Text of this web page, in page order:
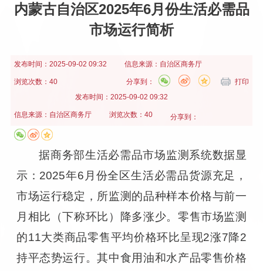
内蒙古自治区2025年6月份生活必需品
市场运行简析
发布时间： 2025-09-02 09:32 信息来源： 自治区商务厅
浏览次数：40 打印
分享到：
发布时间： 2025-09-02 09:32
信息来源： 自治区商务厅 浏览次数：40 分享到：
据商务部生活必需品市场监测系统数据显
示：2025年6月份全区生活必需品货源充足，
市场运行稳定，所监测的品种样本价格与前一
月相比（下称环比）降多涨少。零售市场监测
的11大类商品零售平均价格环比呈现2涨7降2
持平态势运行。其中食用油和水产品零售价格